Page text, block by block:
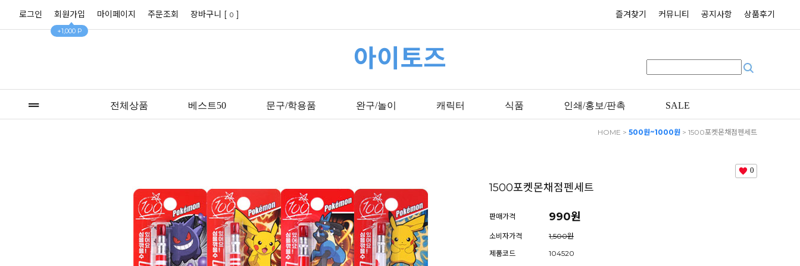
로그인 회원가입
+1,000 P
마이페이지 주문조회 장바구니 [ 0 ] 즐겨찾기 커뮤니티 공지사항 상품후기
아이토즈
전체상품 베스트50 문구/학용품 완구/놀이 캐릭터 식품 인쇄/홍보/판촉 SALE
HOME > 500원~1000원 > 1500포켓몬채점펜세트
0
1500포켓몬채점펜세트
판매가격 990원
소비자가격
1,500원
제품코드
104520